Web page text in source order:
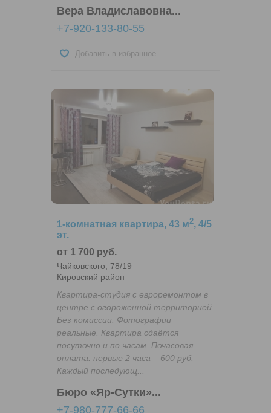
Вера Владиславовна...
+7-920-133-80-55
Добавить в избранное
1-комнатная квартира, 43 м2, 4/5
эт.
от 1 700 руб.
Чайковского, 78/19
Кировский район
Квартира-студия с евроремонтом в
центре с огороженной территорией.
Без комиссии. Фотографии
реальные. Квартира сдаётся
посуточно и по часам. Почасовая
оплата: первые 2 часа – 600 руб.
Каждый последующ...
Бюро «Яр-Сутки»...
+7-980-777-66-66